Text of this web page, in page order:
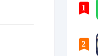
1
2